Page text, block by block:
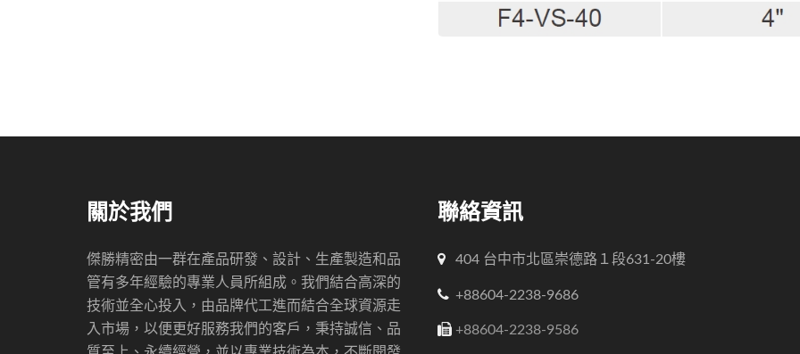
關於我們
傑勝精密由一群在產品研發、設計、生產製造和品
管有多年經驗的專業人員所組成。我們結合高深的
技術並全心投入，由品牌代工進而結合全球資源走
入市場，以便更好服務我們的客戶，秉持誠信、品
聯絡資訊
404 台中市北區崇德路１段631-20樓
+88604-2238-9686
+88604-2238-9586